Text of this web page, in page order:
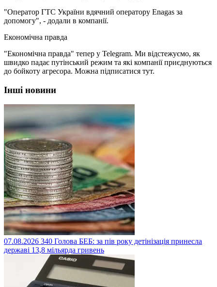
"Оператор ГТС України вдячний оператору Enagas за
допомогу", - додали в компанії.
Економічна правда
"Економічна правда" тепер у Telegram. Ми відстежуємо, як
швидко падає путінський режим та які компанії приєднуються
до бойкоту агресора. Можна підписатися тут.
Інші новини
07.08.2026 340 Голова БЕБ: за пів року детінізація принесла
державі 13,8 мільярда гривень